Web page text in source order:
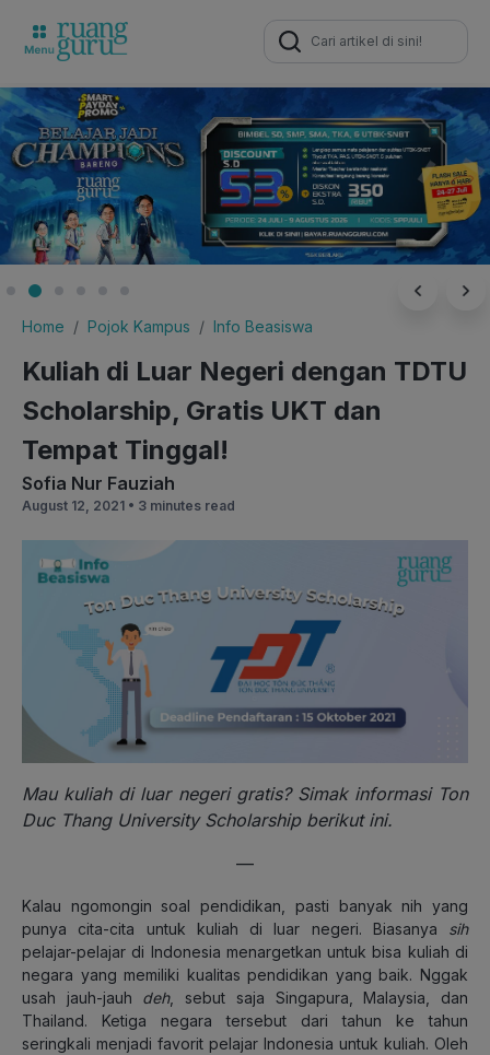
Search
for:
Home Pojok Kampus Info Beasiswa
Kuliah di Luar Negeri dengan TDTU
Scholarship, Gratis UKT dan
Tempat Tinggal!
Sofia Nur Fauziah
August 12, 2021 • 3 minutes read
Mau kuliah di luar negeri gratis? Simak informasi Ton
Duc Thang University Scholarship berikut ini.
—
Kalau ngomongin soal pendidikan, pasti banyak nih yang
punya cita-cita untuk kuliah di luar negeri. Biasanya sih
pelajar-pelajar di Indonesia menargetkan untuk bisa kuliah di
negara yang memiliki kualitas pendidikan yang baik. Nggak
usah jauh-jauh deh, sebut saja Singapura, Malaysia, dan
Thailand. Ketiga negara tersebut dari tahun ke tahun
seringkali menjadi favorit pelajar Indonesia untuk kuliah. Oleh